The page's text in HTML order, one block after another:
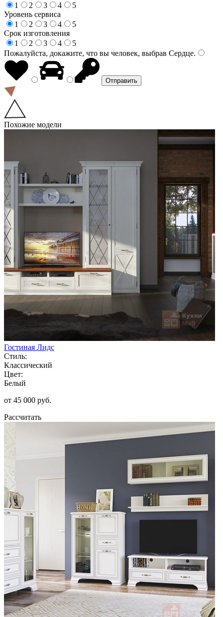
1
2 3 4
5
Уровень сервиса
1
2 3 4
5
Срок изготовления
1
2 3 4
5
Пожалуйста, докажите, что вы человек, выбрав Сердце.
Похожие модели
Гостиная Лидс
Стиль:
Классический
Цвет:
Белый
от 45 000 руб.
Рассчитать